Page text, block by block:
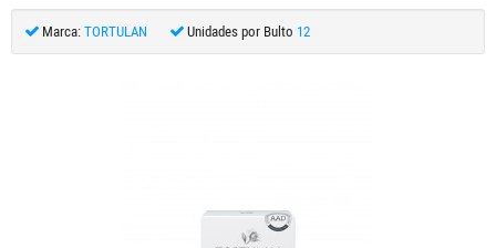
Marca: TORTULAN Unidades por Bulto 12